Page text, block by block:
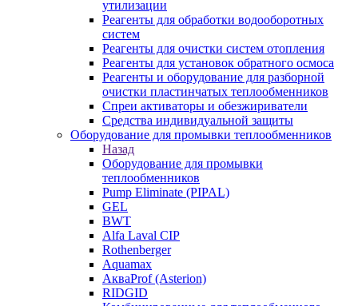
утилизации
Реагенты для обработки водооборотных
систем
Реагенты для очистки систем отопления
Реагенты для установок обратного осмоса
Реагенты и оборудование для разборной
очистки пластинчатых теплообменников
Спреи активаторы и обезжириватели
Средства индивидуальной защиты
Оборудование для промывки теплообменников
Назад
Оборудование для промывки
теплообменников
Pump Eliminate (PIPAL)
GEL
BWT
Alfa Laval CIP
Rothenberger
Aquamax
АкваProf (Asterion)
RIDGID